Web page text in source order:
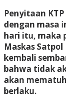
Penyitaan
dengan masa
hari itu, maka
Maskas
kembali
bahwa tidak
akan
berlaku.